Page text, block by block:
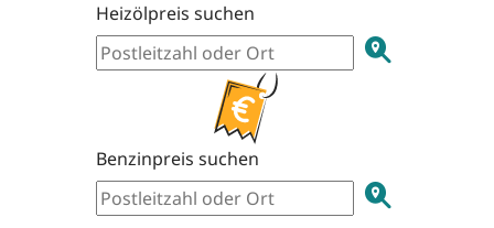
Heizölpreis suchen
Benzinpreis suchen